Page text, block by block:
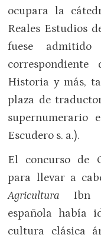
ocupara la
Reales Estudios
fuese admitido
Historia y más,
plaza de
supernumerario
Escudero s. a.).
El concurso de
para llevar a
Agricultura Ibn
española había
cultura clásica